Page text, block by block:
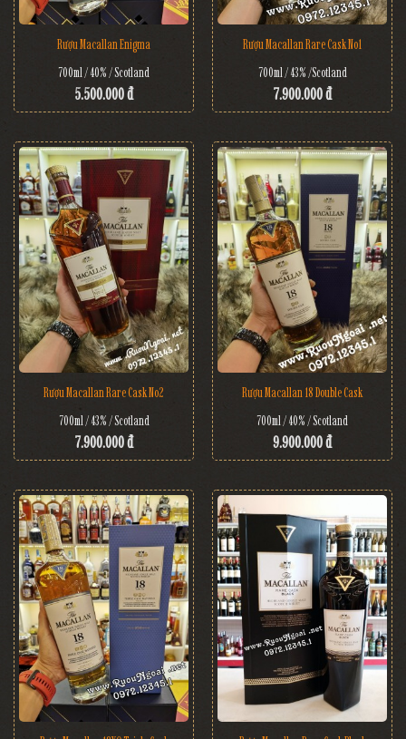
Rượu Macallan Enigma
700ml / 40% / Scotland
5.500.000 đ
Rượu Macallan Rare Cask No1
700ml / 43% /Scotland
7.900.000 đ
Rượu Macallan Rare Cask No2
700ml / 43% / Scotland
7.900.000 đ
Rượu Macallan 18 Double Cask
700ml / 40% / Scotland
9.900.000 đ